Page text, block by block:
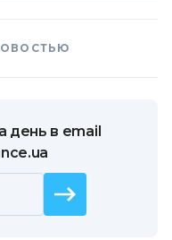
день в email